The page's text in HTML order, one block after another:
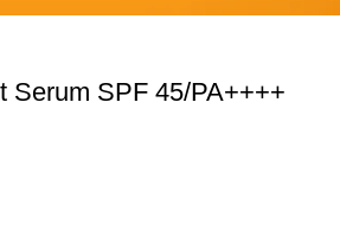
Serum SPF 45/PA++++